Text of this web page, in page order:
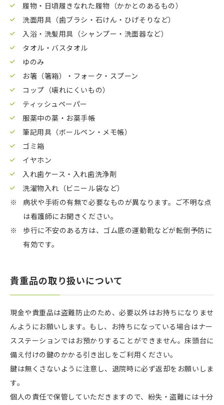
履物・日頃履きなれた履物（かかとのあるもの）
洗面用具（歯ブラシ・石けん・ひげそりなど）
入浴・洗髪用具（シャンプー・洗面器など）
タオル・バスタオル
ゆのみ
お箸（箸箱）・フォーク・スプーン
コップ（壊れにくいもの）
ティッシュペーパー
服薬中の薬・お薬手帳
筆記用具（ボールペン・メモ帳）
ゴミ箱
イヤホン
入れ歯ケース・入れ歯洗浄剤
洗濯物入れ（ビニール袋など）
病状や手術の有無で必要なものが異なります。ご不明な点
は看護師にお聞きください。
歩行に不安のある方は、ゴム底の運動靴などが転倒予防に
有効です。
貴重品の取り扱いについて
現金や貴重品は盗難防止のため、必要以外はお持ちになりませ
んようにお願いします。もし、お持ちになっている場合はナー
スステーションではお預かりすることができません。床頭台に
備え付けの鍵のかかる引き出しをご利用ください。
鍵は無くさないように注意し、退院時に必ず返却をお願いしま
す。
個人の責任で保管していただきますので、紛失・盗難には十分